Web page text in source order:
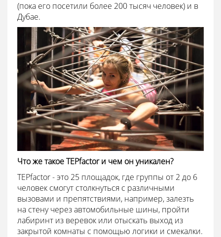
(пока его посетили более 200 тысяч человек) и в
Дубае.
Что же такое TEPfactor и чем он уникален?
TEPfactor - это 25 площадок, где группы от 2 до 6
человек смогут столкнуться с различными
вызовами и препятствиями, например, залезть
на стену через автомобильные шины, пройти
лабиринт из веревок или отыскать выход из
закрытой комнаты с помощью логики и смекалки.